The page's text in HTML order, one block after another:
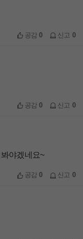
공감0 신고 0
공감0 신고 0
야겠네요~
공감0 신고 0